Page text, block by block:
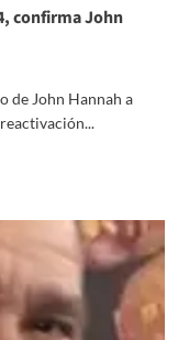
confirma John
de John Hannah a